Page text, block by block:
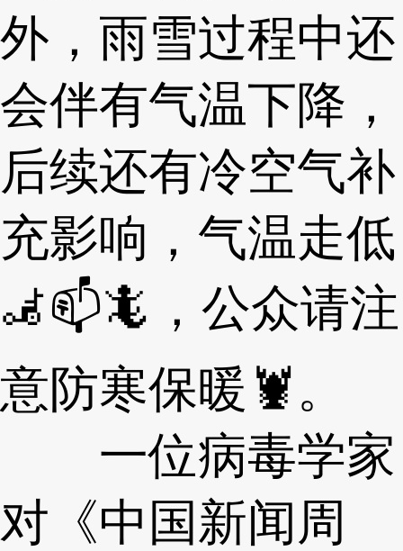
外，雨雪过程中还
会伴有气温下降，
后续还有冷空气补
充影响，气温走低
🦼📫🦎，公众请注
意防寒保暖🦞。
一位病毒学家
对《中国新闻周